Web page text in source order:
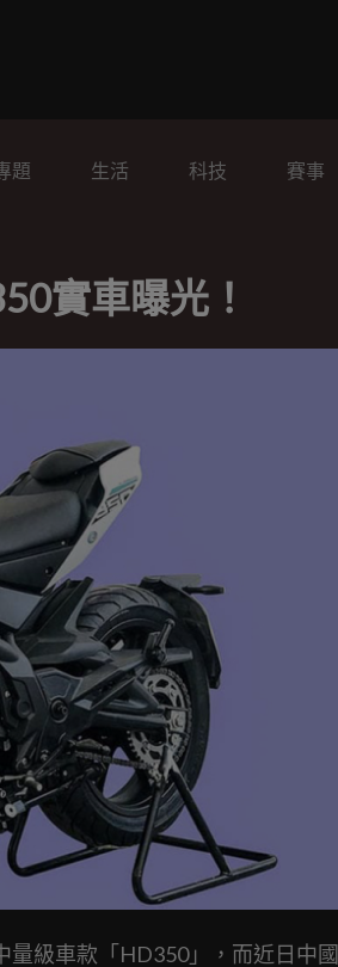
題 生活 科技 賽事
實車曝光！
量級車款「HD350」，而近日中